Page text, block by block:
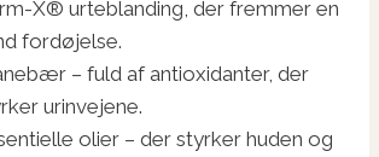
X® urteblanding, der fremmer en
fordøjelse.
– fuld af antioxidanter, der
urinvejene.
olier – der styrker huden og